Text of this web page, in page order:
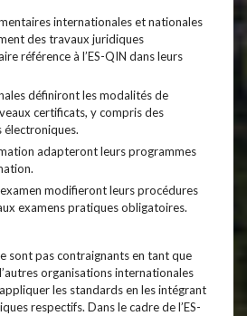
internationales et nationales
des travaux juridiques
référence à l’ES-QIN dans leurs
définiront les modalités de
certificats, y compris des
adapteront leurs programmes
modifieront leurs procédures
examens pratiques obligatoires.
sont pas contraignants en tant que
organisations internationales
les standards en les intégrant
respectifs. Dans le cadre de l’ES-